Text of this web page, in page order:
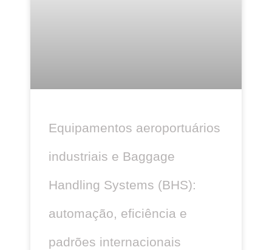
Equipamentos aeroportuários
industriais e Baggage
Handling Systems (BHS):
automação, eficiência e
padrões internacionais